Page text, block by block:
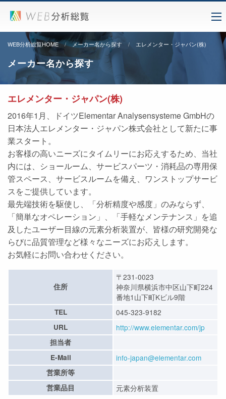
WEB分析総覧HOME メーカー名から探す エレメンター・ジャパン(株)
メーカー名から探す
エレメンター・ジャパン(株)
2016年1月、ドイツElementar Analysensysteme GmbHの
日本法人エレメンター・ジャパン株式会社として新たに事
業スタート。
お客様の高いニーズにタイムリーにお応えするため、当社
内には、ショールーム、サービスパーツ・消耗品の専用保
管スペース、サービスルームを備え、ワンストップサービ
スをご提供しています。
最先端技術を駆使し、「分析精度や感度」のみならず、
「簡単なオペレーション」、「手軽なメンテナンス」を追
及したユーザー目線の元素分析装置が、皆様の研究開発な
らびに品質管理など様々なニーズにお応えします。
お気軽にお問い合わせください。
住所
〒231-0023
神奈川県横浜市中区山下町224
番地1山下町Kビル9階
TEL 045-323-9182
URL http://www.elementar.com/jp
担当者
E-Mail
info-japan@elementar.com
営業所等
営業品目
元素分析装置